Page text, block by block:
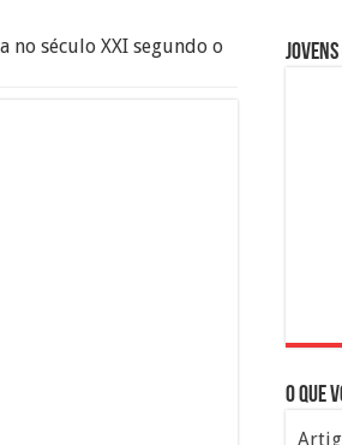
Documentário Que Vai Tocar os
no século XXI segundo o
O que